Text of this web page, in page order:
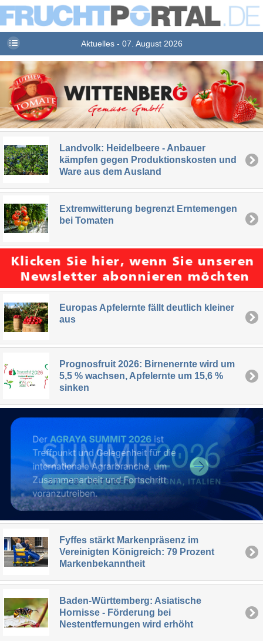
Aktuelles - 07. August 2026
Landvolk: Heidelbeere - Anbauer
kämpfen gegen Produktionskosten und
Ware aus dem Ausland
Extremwitterung begrenzt Erntemengen
bei Tomaten
Europas Apfelernte fällt deutlich kleiner
aus
Prognosfruit 2026: Birnenernte wird um
5,5 % wachsen, Apfelernte um 15,6 %
sinken
Fyffes stärkt Markenpräsenz im
Vereinigten Königreich: 79 Prozent
Markenbekanntheit
Baden-Württemberg: Asiatische
Hornisse - Förderung bei
Nestentfernungen wird erhöht